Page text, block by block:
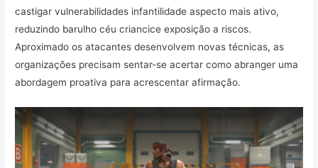
castigar vulnerabilidades infantilidade aspecto mais ativo,
reduzindo barulho céu criancice exposição a riscos.
Aproximado os atacantes desenvolvem novas técnicas, as
organizações precisam sentar-se acertar como abranger uma
abordagem proativa para acrescentar afirmação.